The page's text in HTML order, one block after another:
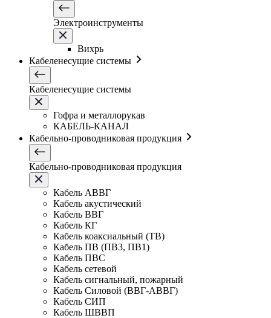
Электроинструменты
Вихрь
Кабеленесущие системы
Кабеленесущие системы
Гофра и металлорукав
КАБЕЛЬ-КАНАЛ
Кабельно-проводниковая продукция
Кабельно-проводниковая продукция
Кабель АВВГ
Кабель акустический
Кабель ВВГ
Кабель КГ
Кабель коаксиальный (ТВ)
Кабель ПВ (ПВ3, ПВ1)
Кабель ПВС
Кабель сетевой
Кабель сигнальный, пожарный
Кабель Силовой (ВВГ-АВВГ)
Кабель СИП
Кабель ШВВП